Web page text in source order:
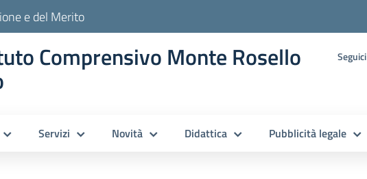
e del Merito
Comprensivo Monte Rosello Seguici
Servizi Novità Didattica Pubblicità legale